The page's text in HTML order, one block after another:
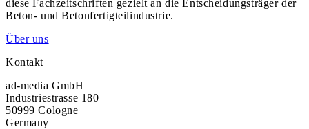
diese Fachzeitschriften gezielt an die Entscheidungsträger der
Beton- und Betonfertigteilindustrie.
Über uns
Kontakt
ad-media GmbH
Industriestrasse 180
50999 Cologne
Germany